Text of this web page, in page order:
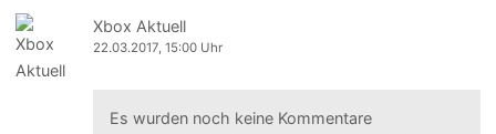
Xbox Aktuell
22.03.2017, 15:00 Uhr
Es wurden noch keine Kommentare